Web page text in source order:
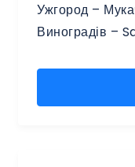
Ужгород –
Виноградів –